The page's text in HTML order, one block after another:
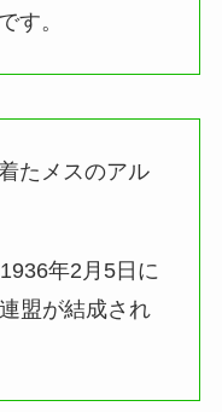
す。
たメスのアル
年2月5日に
盟が結成され